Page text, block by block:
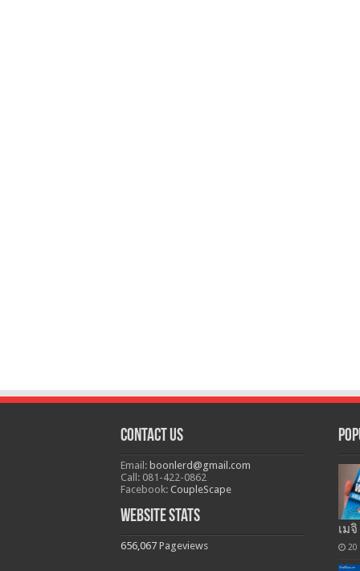
Contact Us
Email: boonlerd@gmail.com
Call: 081-422-0862
Facebook: CoupleScape
Website Stats
656,067 Pageviews
เม